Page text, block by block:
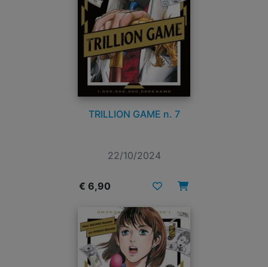
TRILLION GAME n. 7
22/10/2024
€ 6,90